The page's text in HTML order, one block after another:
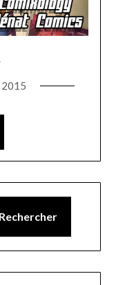
2015
Rechercher